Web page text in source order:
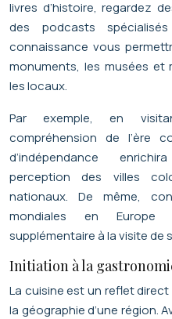
livres d’histoire, regardez
des podcasts
connaissance vous
monuments, les musées et
les locaux.
Par exemple, en
compréhension de l’ère
d’indépendance
perception des villes
nationaux. De même,
mondiales en Europe
supplémentaire à la visite de
Initiation à la
La cuisine est un reflet
la géographie d’une région.